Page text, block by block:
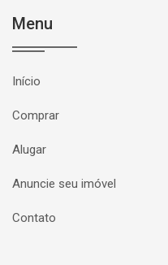
Menu
Início
Comprar
Alugar
Anuncie seu imóvel
Contato